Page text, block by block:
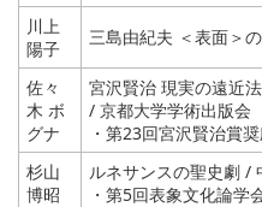
川上
陽子
三島由紀夫 ＜表面＞
佐々
木 ボ
グナ
宮沢賢治 現実の遠近
/ 京都大学学術出版会
・第23回宮沢賢治賞
杉山
博昭
ルネサンスの聖史劇 /
・第5回表象文化論学